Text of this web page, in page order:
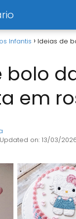
Infantis
Ideias de
bolo
em
Updated on: 13/03/